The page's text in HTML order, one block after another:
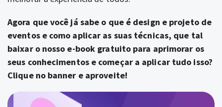
Agora que você já sabe o que é design e projeto de
eventos e como aplicar as suas técnicas, que tal
baixar o nosso e-book gratuito para aprimorar os
seus conhecimentos e começar a aplicar tudo isso?
Clique no banner e aproveite!